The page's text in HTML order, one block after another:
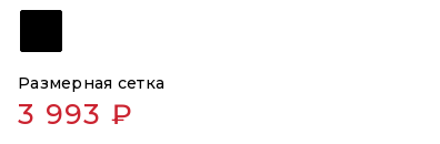
Размерная сетка
3 993 ₽